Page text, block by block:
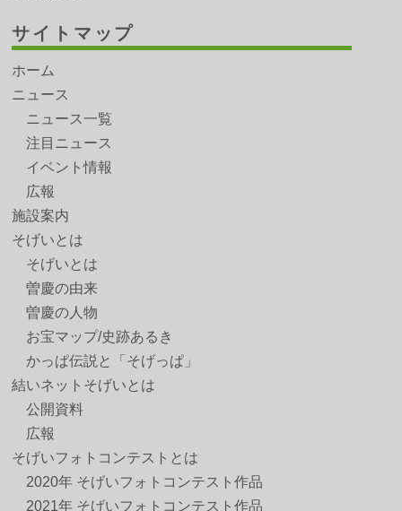
サイトマップ
ホーム
ニュース
ニュース一覧
注目ニュース
イベント情報
広報
施設案内
そげいとは
そげいとは
曽慶の由来
曽慶の人物
お宝マップ/史跡あるき
かっぱ伝説と「そげっぱ」
結いネットそげいとは
公開資料
広報
そげいフォトコンテストとは
2020年 そげいフォトコンテスト作品
2021年 そげいフォトコンテスト作品